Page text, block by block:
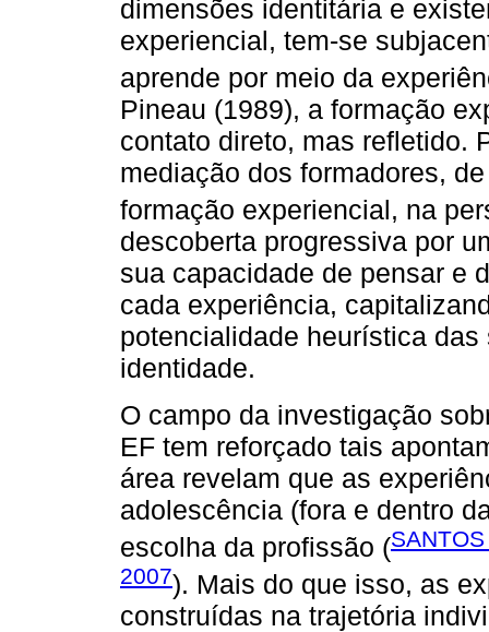
dimensões identitária e
experiencial, tem-se
aprende por meio da
Pineau (1989), a formação
contato direto, mas refletido.
mediação dos formadores,
formação experiencial, na
descoberta progressiva por
sua capacidade de pensar e
cada experiência,
potencialidade heurística
identidade.
O campo da investigação
EF tem reforçado tais
área revelam que as
adolescência (fora e dentro
escolha da profissão (
2007). Mais do que isso, as
construídas na trajetória